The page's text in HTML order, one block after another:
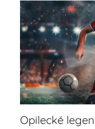
Opilecké